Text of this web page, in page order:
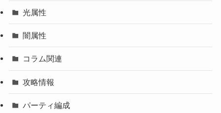
光属性
闇属性
コラム関連
攻略情報
パーティ編成